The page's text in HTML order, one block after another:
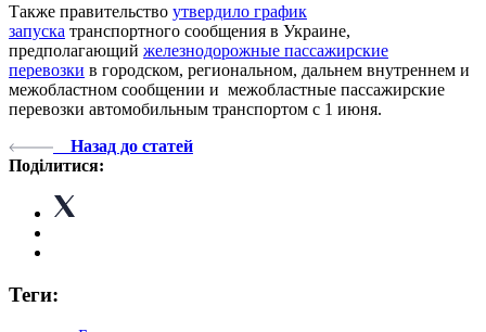
Также правительство утвердило график
запуска транспортного сообщения в Украине,
предполагающий железнодорожные пассажирские
перевозки в городском, региональном, дальнем внутреннем и
межобластном сообщении и межобластные пассажирские
перевозки автомобильным транспортом с 1 июня.
Назад до статей
Поділитися:
Теги: